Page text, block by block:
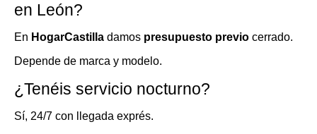
en León?
En HogarCastilla damos presupuesto previo cerrado.
Depende de marca y modelo.
¿Tenéis servicio nocturno?
Sí, 24/7 con llegada exprés.